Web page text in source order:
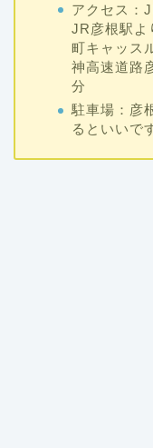
アクセス：
JR彦根駅よ
町キャッ
神高速道路
分
駐車場：彦
るといいで